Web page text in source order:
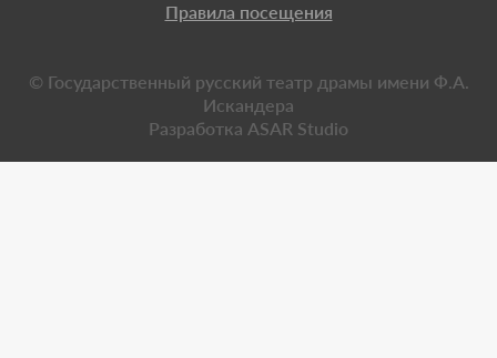
Правила посещения
© Государственный русский театр драмы имени Ф.А.
Искандера
Разработка ASAR Studio